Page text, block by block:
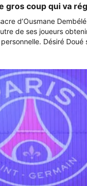
gros coup qui va
d’Ousmane Dembélé
de ses joueurs
Désiré Doué